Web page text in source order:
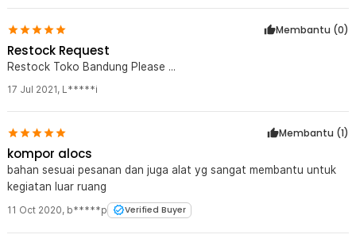
Membantu (0)
Restock Request
Restock Toko Bandung Please ...
17 Jul 2021, L*****i
Membantu (1)
kompor alocs
bahan sesuai pesanan dan juga alat yg sangat membantu untuk
kegiatan luar ruang
11 Oct 2020, b*****p Verified Buyer